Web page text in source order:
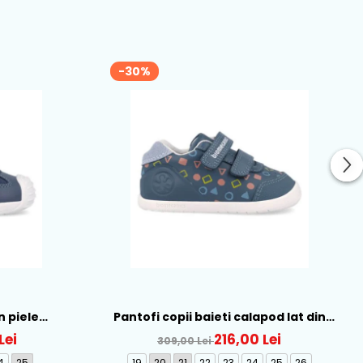
piele
A556
-30%
Pantofi copii baieti calapod lat din
piele Biomecanics, Albastru - 262166-
A556
309,00 Lei216,00 Lei